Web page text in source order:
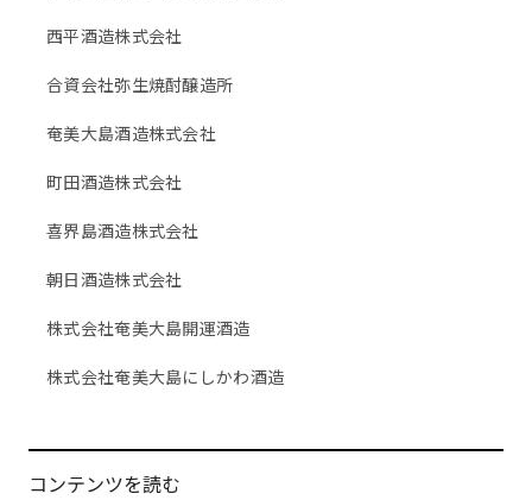
西平酒造株式会社
合資会社弥生焼酎醸造所
奄美大島酒造株式会社
町田酒造株式会社
喜界島酒造株式会社
朝日酒造株式会社
株式会社奄美大島開運酒造
株式会社奄美大島にしかわ酒造
コンテンツを読む